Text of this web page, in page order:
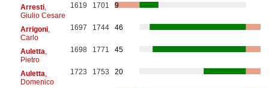
Arresti,
Giulio Cesare
1619 1701 9
Arrigoni,
Carlo
1697 1744 46
Auletta
Pietro
1698 1771 45
Auletta
Domenico
1723 1753 20